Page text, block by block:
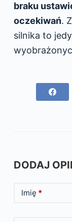
braku
oczekiwań.
silnika to
DODAJ
Imię *